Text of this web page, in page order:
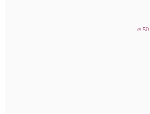
50 ₪